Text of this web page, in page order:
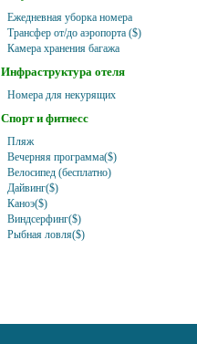
Ежедневная уборка номера
Трансфер от/до аэропорта ($)
Камера хранения багажа
Инфраструктура отеля
Номера для некурящих
Спорт и фитнесс
Пляж
Вечерняя программа($)
Велосипед (бесплатно)
Дайвинг($)
Каноэ($)
Виндсерфинг($)
Рыбная ловля($)